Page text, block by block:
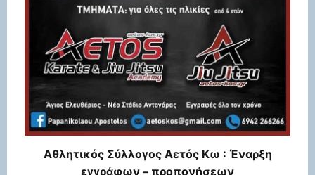
Αθλητικός Σύλλογος Αετός Κω : Έναρξη
εγγράφων – προπονήσεων